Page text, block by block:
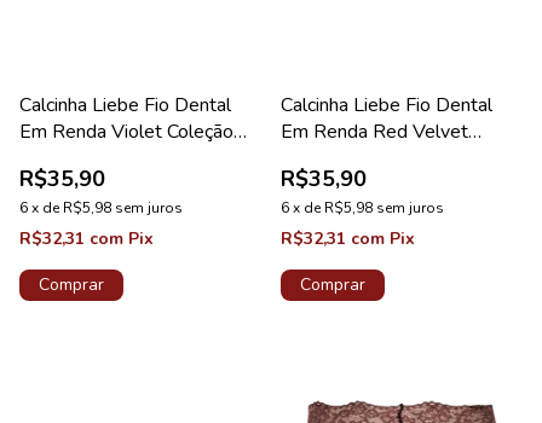
Calcinha Liebe Fio Dental
Em Renda Violet Coleção
R$35,90
6x deR$5,98 sem juros
R$32,31 com Pix
Comprar
Calcinha Liebe Fio Dental
Em Renda Red Velvet
R$35,90
6x deR$5,98 sem juros
R$32,31 com Pix
Comprar